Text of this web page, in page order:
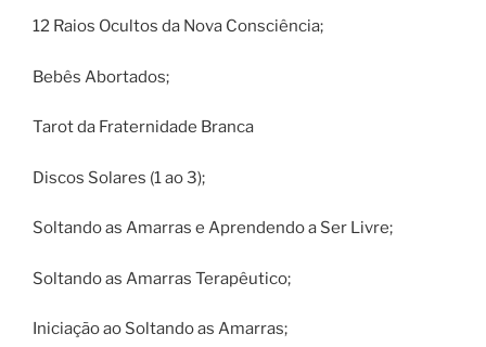
12 Raios Ocultos da Nova Consciência;
Bebês Abortados;
Tarot da Fraternidade Branca
Discos Solares (1 ao 3);
Soltando as Amarras e Aprendendo a Ser Livre;
Soltando as Amarras Terapêutico;
Iniciação ao Soltando as Amarras;